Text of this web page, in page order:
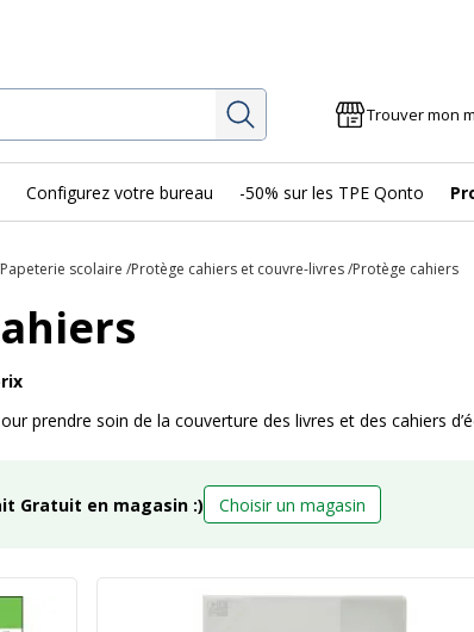
Rechercher Trouver mon
Configurez votre bureau -50% sur les TPE Qonto
Papeterie scolaire Protège cahiers et couvre-livres Protège cahiers
prendre soin de la couverture des livres et des cahiers
Gratuit en magasin :) Choisir un magasin